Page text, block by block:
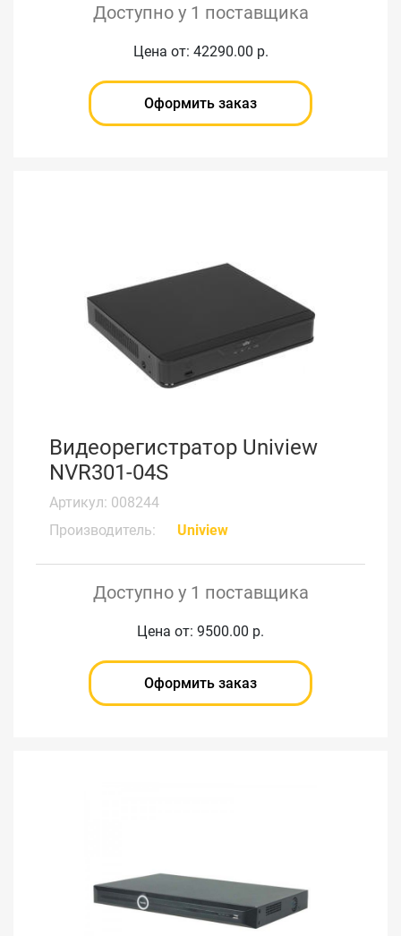
Доступно у 1 поставщика
Цена от: 42290.00 р.
Оформить заказ
Видеорегистратор Uniview
NVR301-04S
Артикул: 008244
Производитель:
Uniview
Доступно у 1 поставщика
Цена от: 9500.00 р.
Оформить заказ